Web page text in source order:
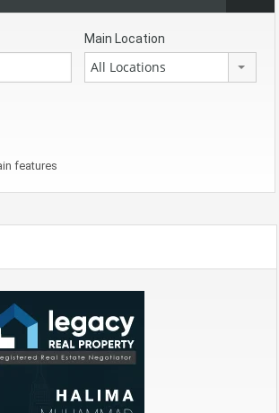
Main Location
All Locations
features